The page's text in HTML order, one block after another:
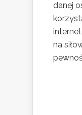
danej
na